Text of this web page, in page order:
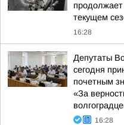
продолжает
текущем
16:28
Депутаты
сегодня
почетным
«За
16:28